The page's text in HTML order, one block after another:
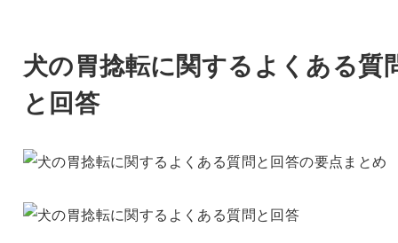
犬の胃捻転に関するよくある質
と回答